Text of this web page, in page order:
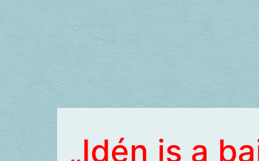
„Idén is a